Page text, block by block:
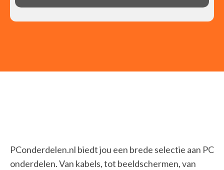
PConderdelen.nl biedt jou een brede selectie aan PC
onderdelen. Van kabels, tot beeldschermen, van